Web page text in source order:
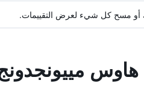
أو مسح كل شيء لعرض التقييمات.